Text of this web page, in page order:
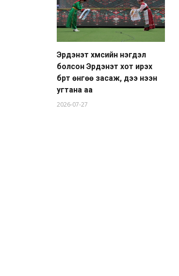
Эрдэнэт хүмүүсийн нэгдэл
болсон Эрдэнэт хот ирэх
бүрт өнгөө засаж, үүдээ нээн
угтана аа
2026-07-27